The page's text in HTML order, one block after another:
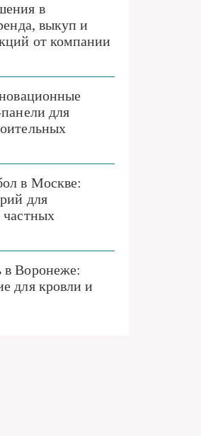
в
выкуп и
от компании
для
в Москве:
для
частных
Воронеже:
для кровли и